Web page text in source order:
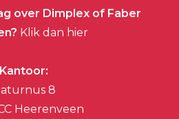
over Dimplex of Faber
Klik dan hier
Kantoor:
8
Heerenveen